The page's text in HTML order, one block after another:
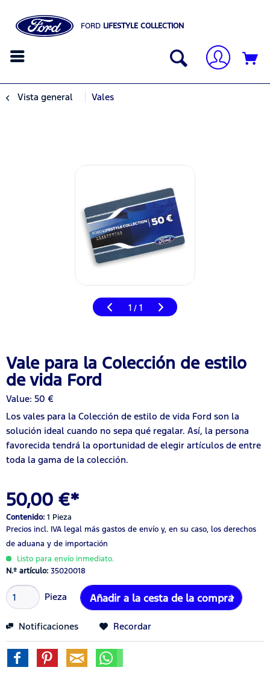
FORD LIFESTYLE COLLECTION
Vista general Vales
1 / 1
Vale para la Colección de estilo
de vida Ford
Value: 50 €
Los vales para la Colección de estilo de vida Ford son la
solución ideal cuando no sepa qué regalar. Así, la persona
favorecida tendrá la oportunidad de elegir artículos de entre
toda la gama de la colección.
50,00 €*
Contenido: 1 Pieza
Precios incl. IVA legal más gastos de envío y, en su caso, los derechos
de aduana y de importación
Listo para envío inmediato.
N.º artículo: 35020018
Pieza Añadir a la cesta de la compra
Notificaciones Recordar